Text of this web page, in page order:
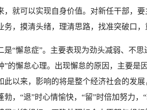
，就可以实现自身价值。对新任干部，
务，摸清头绪，理清思路，找准突破口，
懈怠症”。主要表现为劲头减弱、不思
”的懈怠心理。出现懈怠的原因，主要是
此以来，影响的将是整个经济社会的发
勃，“退”时心情愉快，“留”时倍加努力